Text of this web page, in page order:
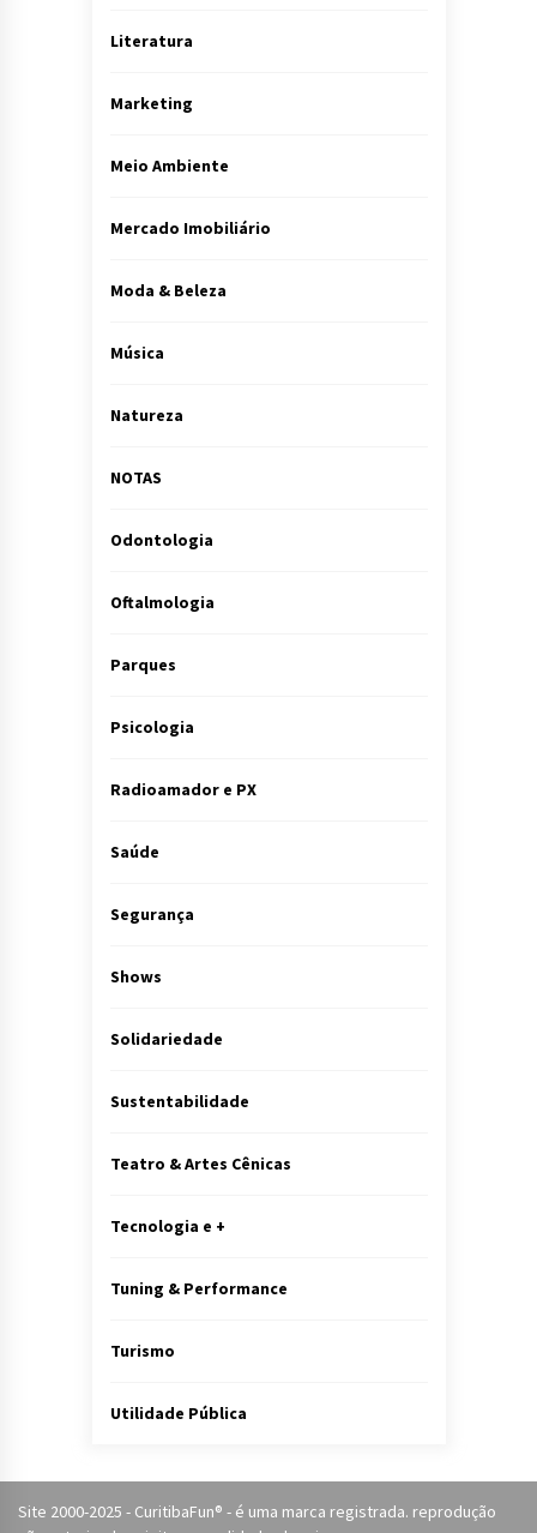
Literatura
Marketing
Meio Ambiente
Mercado Imobiliário
Moda & Beleza
Música
Natureza
NOTAS
Odontologia
Oftalmologia
Parques
Psicologia
Radioamador e PX
Saúde
Segurança
Shows
Solidariedade
Sustentabilidade
Teatro & Artes Cênicas
Tecnologia e +
Tuning & Performance
Turismo
Utilidade Pública
Site 2000-2025 - CuritibaFun® - é uma marca registrada. reprodução